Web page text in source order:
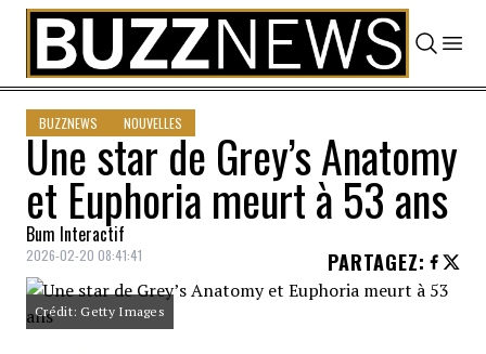
Skip to content
BUZZNEWS NOUVELLES
Une star de Grey’s Anatomy
et Euphoria meurt à 53 ans
Bum Interactif
2026-02-20 08:41:41 PARTAGEZ:
Crédit: Getty Images